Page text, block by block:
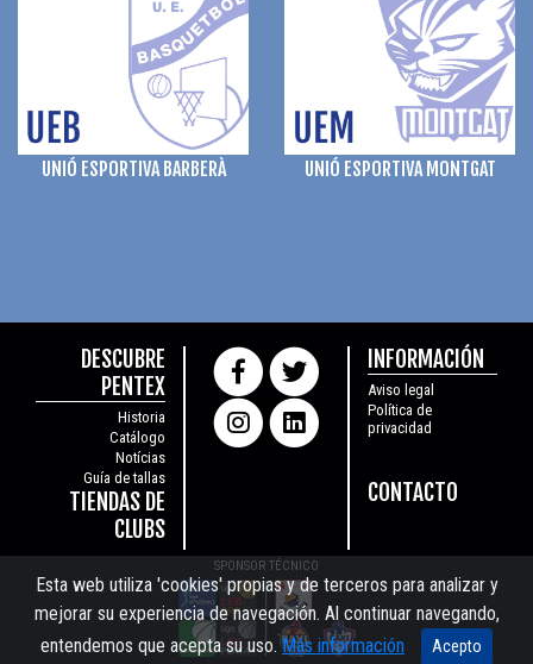
UNIÓ ESPORTIVA BARBERÀ UNIÓ ESPORTIVA MONTGAT
DESCUBRE
PENTEX
Historia
Catálogo
Notícias
Guía de tallas
TIENDAS DE
CLUBS
INFORMACIÓN
Aviso legal
Política de
privacidad
CONTACTO
SPONSOR TÉCNICO
Esta web utiliza 'cookies' propias y de terceros para analizar y
mejorar su experiencia de navegación. Al continuar navegando,
entendemos que acepta su uso.Más información Acepto